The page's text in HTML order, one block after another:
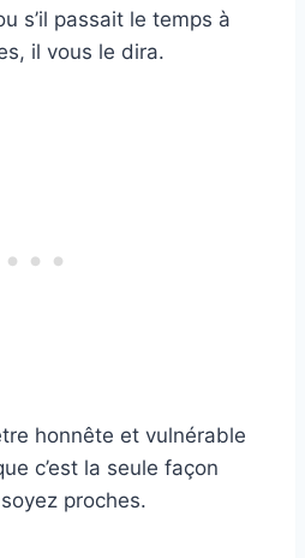
s’il passait le temps à
il vous le dira.
honnête et vulnérable
c’est la seule façon
proches.